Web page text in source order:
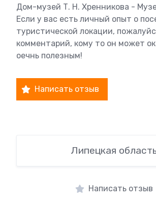
Дом-музей Т. Н. Хренникова -
Если у вас есть личный опыт о
туристической локации,
комментарий, кому то он может
оечнь полезным!
Написать отзыв
Липецкая
Написать отзыв